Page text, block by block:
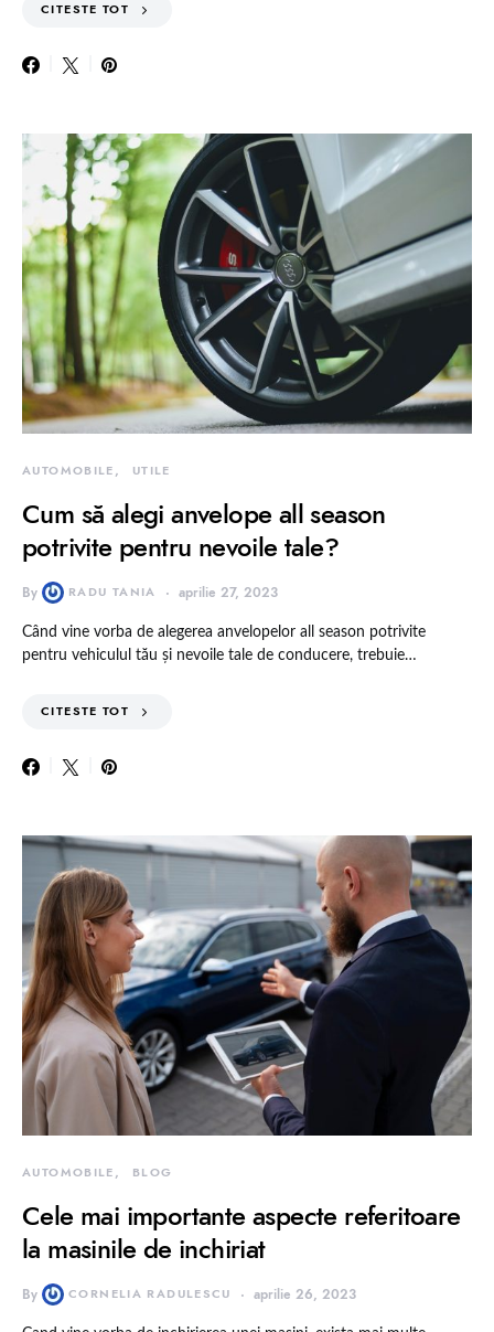
CITESTE TOT
AUTOMOBILE UTILE
Cum să alegi anvelope all season
potrivite pentru nevoile tale?
By RADU TANIA aprilie 27, 2023
Când vine vorba de alegerea anvelopelor all season potrivite
pentru vehiculul tău și nevoile tale de conducere, trebuie…
CITESTE TOT
AUTOMOBILE BLOG
Cele mai importante aspecte referitoare
la masinile de inchiriat
By CORNELIA RADULESCU aprilie 26, 2023